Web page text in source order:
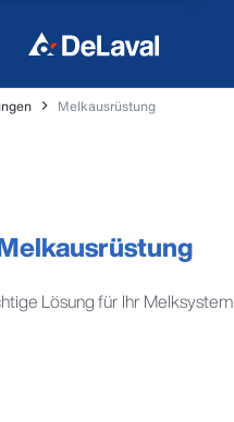
Melkausrüstung
Lösung für Ihr Melksystem